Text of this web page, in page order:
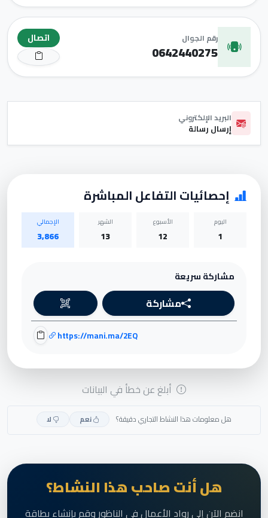
رقم الجوال
0642440275
اتصال
البريد الإلكتروني
إرسال رسالة
إحصائيات التفاعل المباشرة
اليوم
1
الأسبوع
12
الشهر
13
الإجمالي
3,866
مشاركة سريعة
مشاركة
https://mani.ma/2EQ
أبلغ عن خطأ في البيانات
هل معلومات هذا النشاط التجاري دقيقة؟ نعم لا
هل أنت صاحب هذا النشاط؟
انضم الآن إلى رواد الأعمال في الناظور وقم بإنشاء بطاقة